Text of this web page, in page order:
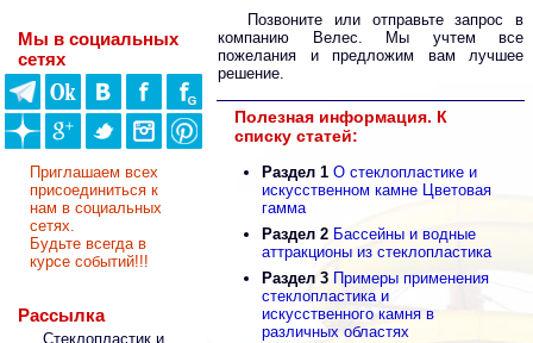
Мы в социальных
сетях
Приглашаем всех
присоединиться к
нам в социальных
сетях.
Будьте всегда в
курсе событий!!!
Рассылка
Стеклопластик и
Позвоните или отправьте запрос в
компанию Велес. Мы учтем все
пожелания и предложим вам лучшее
решение.
Полезная информация. К
списку статей:
Раздел 1 О стеклопластике и
искусственном камне Цветовая
гамма
Раздел 2 Бассейны и водные
аттракционы из стеклопластика
Раздел 3 Примеры применения
стеклопластика и
искусственного камня в
различных областях